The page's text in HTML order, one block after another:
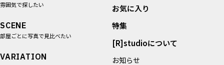
雰囲気で探したい
SCENE
部屋ごとに写真で見比べたい
VARIATION
お気に入り
特集
[R]studioについて
お知らせ